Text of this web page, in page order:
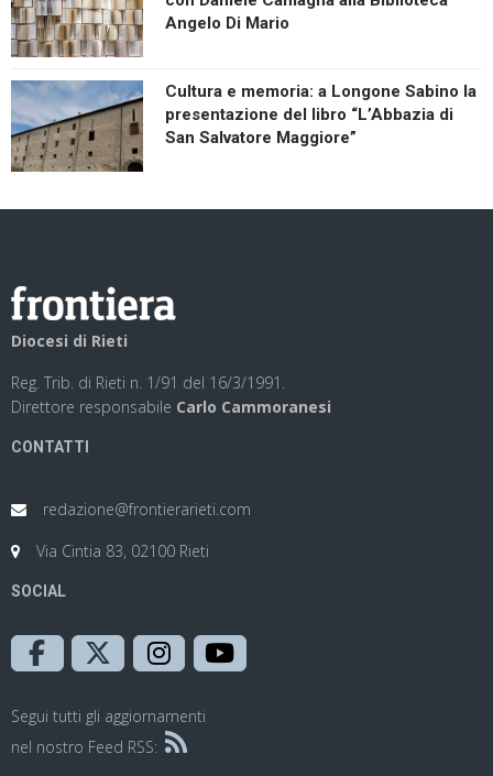
Angelo Di Mario
Cultura e memoria: a Longone Sabino la
presentazione del libro “L’Abbazia di
San Salvatore Maggiore”
Diocesi di Rieti
Reg. Trib. di Rieti n. 1/91 del 16/3/1991.
Direttore responsabile Carlo Cammoranesi
CONTATTI
redazione@frontierarieti.com
Via Cintia 83, 02100 Rieti
SOCIAL
Segui tutti gli aggiornamenti
nel nostro Feed RSS: